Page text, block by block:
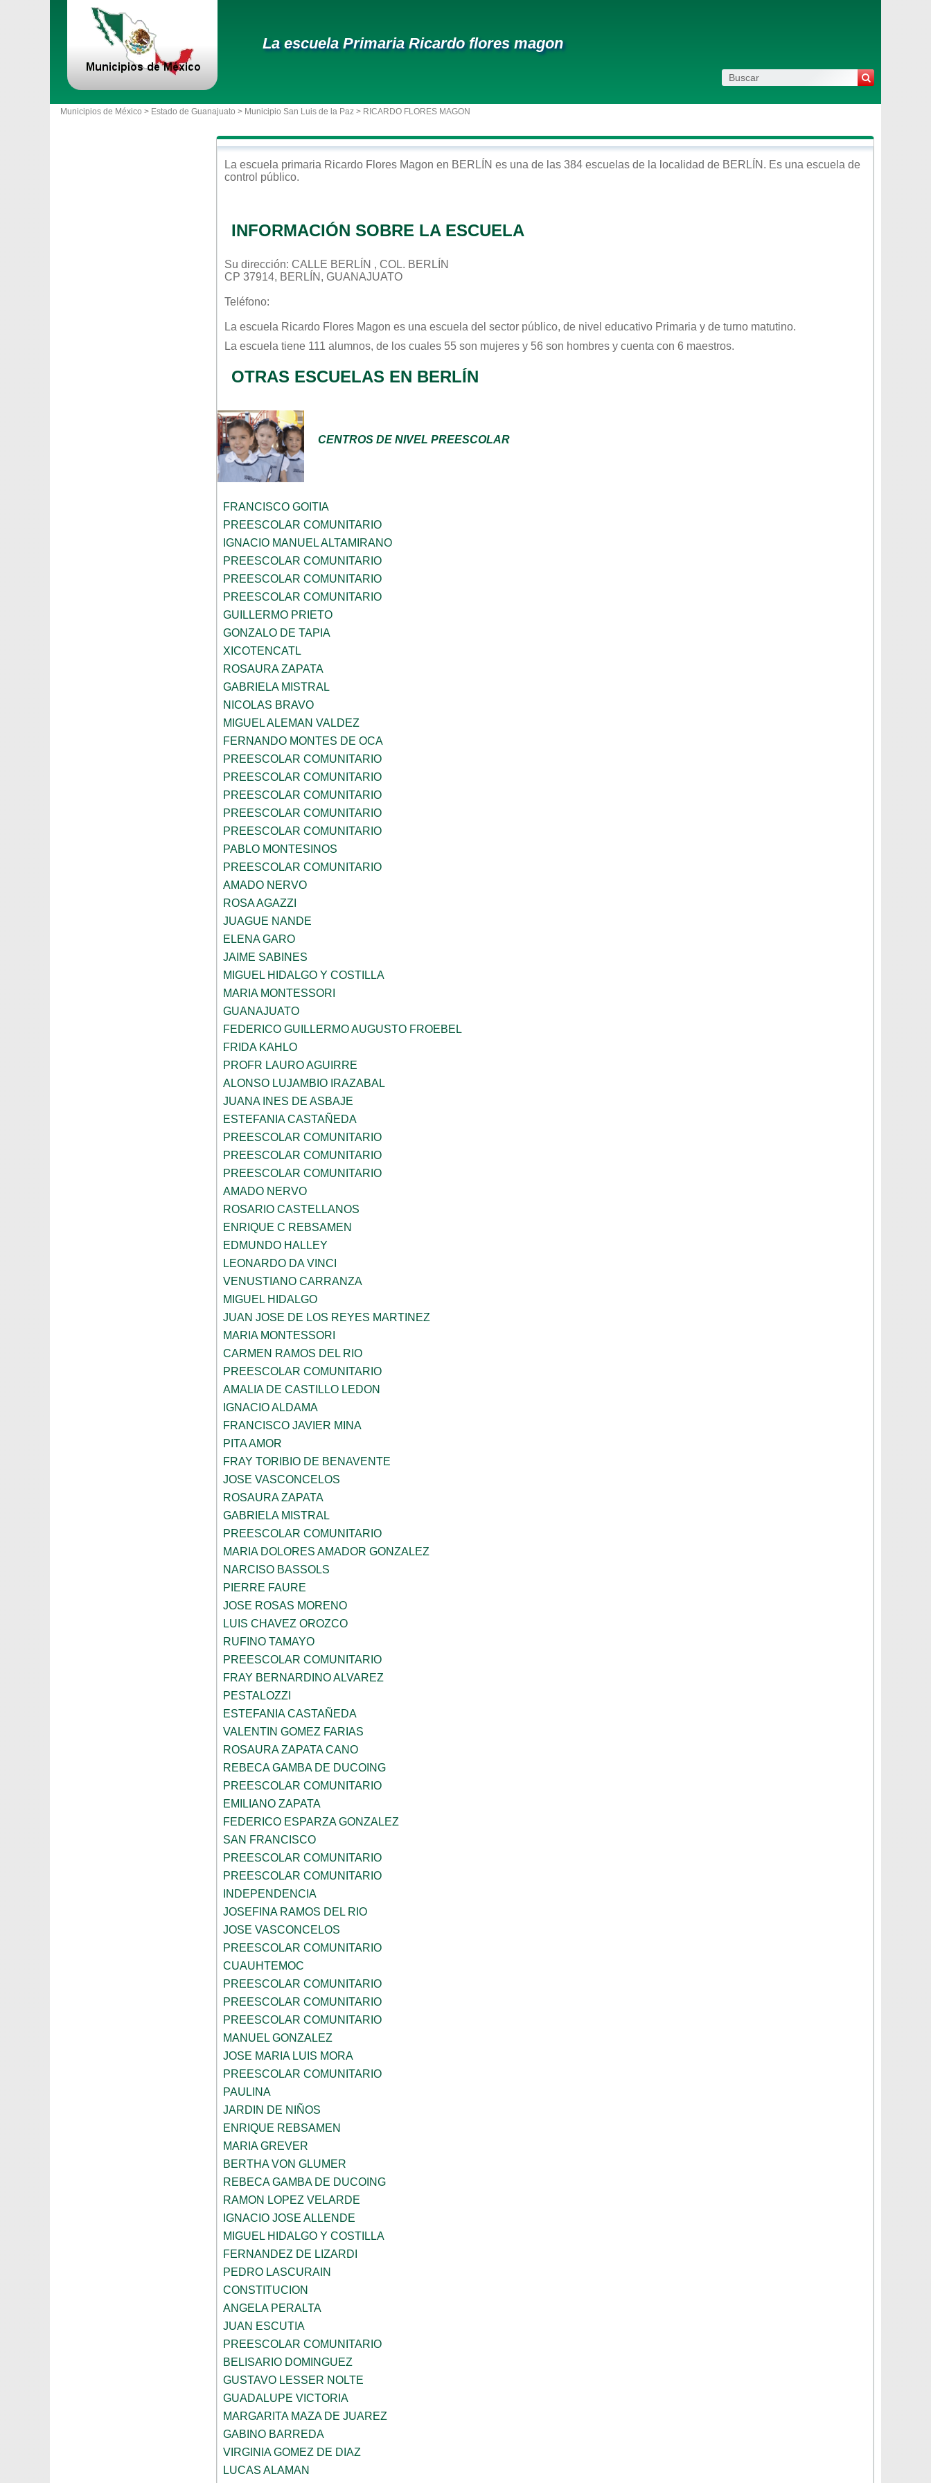
La escuela Primaria Ricardo flores magon
Municipios de México > Estado de Guanajuato > Municipio San Luis de la Paz > RICARDO FLORES MAGON
La escuela primaria Ricardo Flores Magon en BERLÍN es una de las 384 escuelas de la localidad de BERLÍN . Es una escuela de
control público.
INFORMACIÓN SOBRE LA ESCUELA
Su dirección: CALLE BERLÍN , COL. BERLÍN
CP 37914, BERLÍN, GUANAJUATO
Teléfono:
La escuela Ricardo Flores Magon es una escuela del sector público, de nivel educativo Primaria y de turno matutino.
La escuela tiene 111 alumnos, de los cuales 55 son mujeres y 56 son hombres y cuenta con 6 maestros.
OTRAS ESCUELAS EN BERLÍN
CENTROS DE NIVEL PREESCOLAR
FRANCISCO GOITIA
PREESCOLAR COMUNITARIO
IGNACIO MANUEL ALTAMIRANO
PREESCOLAR COMUNITARIO
PREESCOLAR COMUNITARIO
PREESCOLAR COMUNITARIO
GUILLERMO PRIETO
GONZALO DE TAPIA
XICOTENCATL
ROSAURA ZAPATA
GABRIELA MISTRAL
NICOLAS BRAVO
MIGUEL ALEMAN VALDEZ
FERNANDO MONTES DE OCA
PREESCOLAR COMUNITARIO
PREESCOLAR COMUNITARIO
PREESCOLAR COMUNITARIO
PREESCOLAR COMUNITARIO
PREESCOLAR COMUNITARIO
PABLO MONTESINOS
PREESCOLAR COMUNITARIO
AMADO NERVO
ROSA AGAZZI
JUAGUE NANDE
ELENA GARO
JAIME SABINES
MIGUEL HIDALGO Y COSTILLA
MARIA MONTESSORI
GUANAJUATO
FEDERICO GUILLERMO AUGUSTO FROEBEL
FRIDA KAHLO
PROFR LAURO AGUIRRE
ALONSO LUJAMBIO IRAZABAL
JUANA INES DE ASBAJE
ESTEFANIA CASTAÑEDA
PREESCOLAR COMUNITARIO
PREESCOLAR COMUNITARIO
PREESCOLAR COMUNITARIO
AMADO NERVO
ROSARIO CASTELLANOS
ENRIQUE C REBSAMEN
EDMUNDO HALLEY
LEONARDO DA VINCI
VENUSTIANO CARRANZA
MIGUEL HIDALGO
JUAN JOSE DE LOS REYES MARTINEZ
MARIA MONTESSORI
CARMEN RAMOS DEL RIO
PREESCOLAR COMUNITARIO
AMALIA DE CASTILLO LEDON
IGNACIO ALDAMA
FRANCISCO JAVIER MINA
PITA AMOR
FRAY TORIBIO DE BENAVENTE
JOSE VASCONCELOS
ROSAURA ZAPATA
GABRIELA MISTRAL
PREESCOLAR COMUNITARIO
MARIA DOLORES AMADOR GONZALEZ
NARCISO BASSOLS
PIERRE FAURE
JOSE ROSAS MORENO
LUIS CHAVEZ OROZCO
RUFINO TAMAYO
PREESCOLAR COMUNITARIO
FRAY BERNARDINO ALVAREZ
PESTALOZZI
ESTEFANIA CASTAÑEDA
VALENTIN GOMEZ FARIAS
ROSAURA ZAPATA CANO
REBECA GAMBA DE DUCOING
PREESCOLAR COMUNITARIO
EMILIANO ZAPATA
FEDERICO ESPARZA GONZALEZ
SAN FRANCISCO
PREESCOLAR COMUNITARIO
PREESCOLAR COMUNITARIO
INDEPENDENCIA
JOSEFINA RAMOS DEL RIO
JOSE VASCONCELOS
PREESCOLAR COMUNITARIO
CUAUHTEMOC
PREESCOLAR COMUNITARIO
PREESCOLAR COMUNITARIO
PREESCOLAR COMUNITARIO
MANUEL GONZALEZ
JOSE MARIA LUIS MORA
PREESCOLAR COMUNITARIO
PAULINA
JARDIN DE NIÑOS
ENRIQUE REBSAMEN
MARIA GREVER
BERTHA VON GLUMER
REBECA GAMBA DE DUCOING
RAMON LOPEZ VELARDE
IGNACIO JOSE ALLENDE
MIGUEL HIDALGO Y COSTILLA
FERNANDEZ DE LIZARDI
PEDRO LASCURAIN
CONSTITUCION
ANGELA PERALTA
JUAN ESCUTIA
PREESCOLAR COMUNITARIO
BELISARIO DOMINGUEZ
GUSTAVO LESSER NOLTE
GUADALUPE VICTORIA
MARGARITA MAZA DE JUAREZ
GABINO BARREDA
VIRGINIA GOMEZ DE DIAZ
LUCAS ALAMAN